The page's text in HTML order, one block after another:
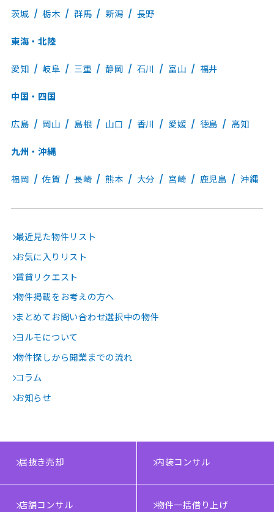
茨城 栃木 群馬 新潟 長野
東海・北陸
愛知 岐阜 三重 静岡 石川 富山 福井
中国・四国
広島 岡山 島根 山口 香川 愛媛 徳島 高知
九州・沖縄
福岡 佐賀 長崎 熊本 大分 宮崎 鹿児島 沖縄
最近見た物件リスト
お気に入りリスト
賃貸リクエスト
物件掲載をお考えの方へ
まとめてお問い合わせ選択中の物件
ヨルモについて
物件探しから開業までの流れ
コラム
お知らせ
居抜き売却 内装コンサル
店舗コンサル 物件一括借り上げ